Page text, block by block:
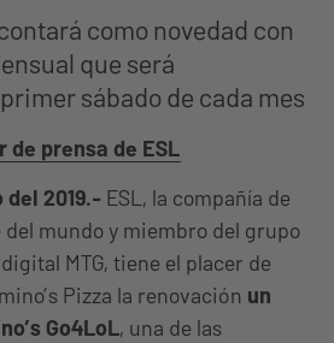
como novedad con
que será
sábado de cada mes
de prensa de ESL
del 2019.- ESL, la compañía de
mundo y miembro del grupo
MTG, tiene el placer de
Pizza la renovación un
Go4LoL, una de las